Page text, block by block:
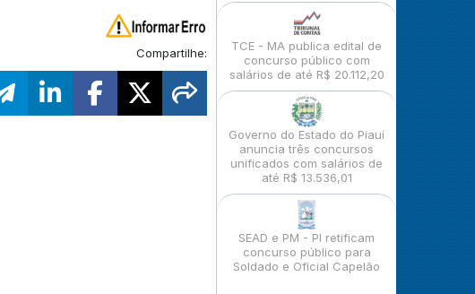
Compartilhe:
TCE - MA publica edital de
concurso público com
salários de até R$ 20.112,20
Governo do Estado do Piauí
anuncia três concursos
unificados com salários de
até R$ 13.536,01
SEAD e PM - PI retificam
concurso público para
Soldado e Oficial Capelão